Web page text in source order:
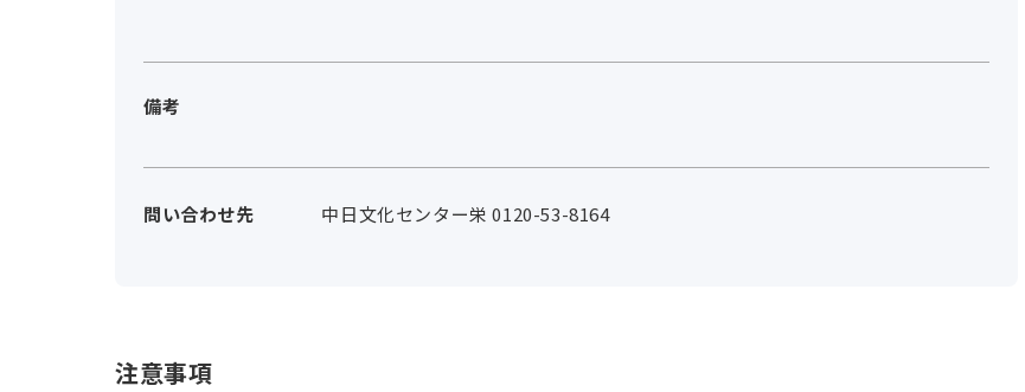
備考
問い合わせ先 中日文化センター栄 0120-53-8164
注意事項